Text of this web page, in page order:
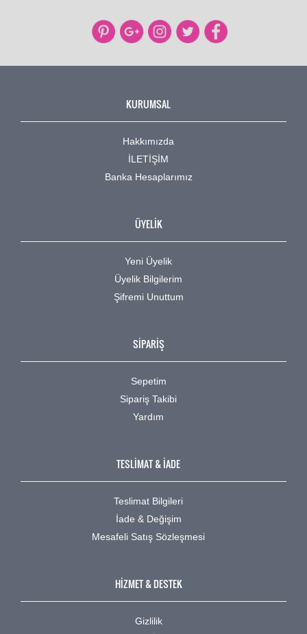
KURUMSAL
Hakkımızda
İLETİŞİM
Banka Hesaplarımız
ÜYELİK
Yeni Üyelik
Üyelik Bilgilerim
Şifremi Unuttum
SİPARİŞ
Sepetim
Sipariş Takibi
Yardım
TESLİMAT & İADE
Teslimat Bilgileri
İade & Değişim
Mesafeli Satış Sözleşmesi
HİZMET & DESTEK
Gizlilik